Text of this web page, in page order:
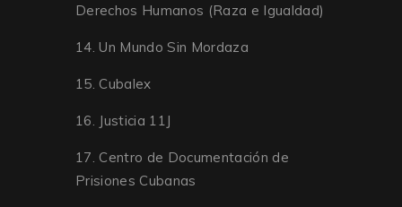
Derechos Humanos (Raza e Igualdad)
14. Un Mundo Sin Mordaza
15. Cubalex
16. Justicia 11J
17. Centro de Documentación de
Prisiones Cubanas